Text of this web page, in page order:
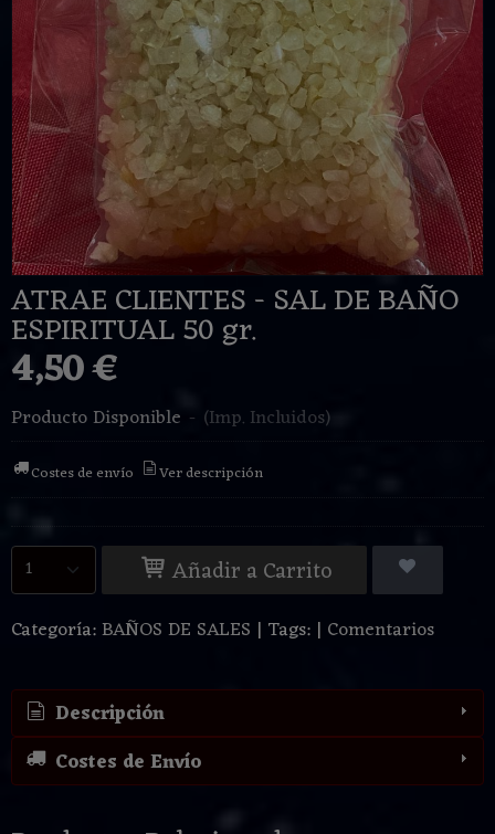
ATRAE CLIENTES - SAL DE BAÑO
ESPIRITUAL 50 gr.
4,50 €
Producto Disponible - (Imp. Incluidos)
Costes de envío Ver descripción
Añadir a Carrito
Categoría:BAÑOS DE SALES | Tags: | Comentarios
Descripción
Costes de Envío